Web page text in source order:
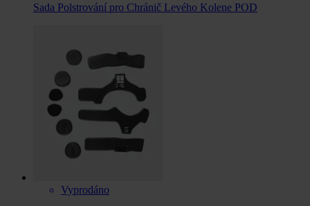
Sada Polstrování pro Chránič Levého Kolene POD
Vyprodáno